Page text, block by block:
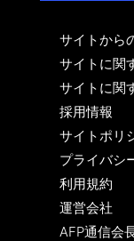
サイトから
サイトに関
サイトに関
採用情報
サイトポリ
プライバシ
利用規約
運営会社
AFP通信会